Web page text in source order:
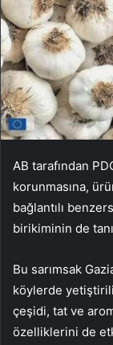
AB tarafından
korunmasına,
bağlantılı
birikiminin de
Bu sarımsak
köylerde
çeşidi, tat ve
özelliklerini de